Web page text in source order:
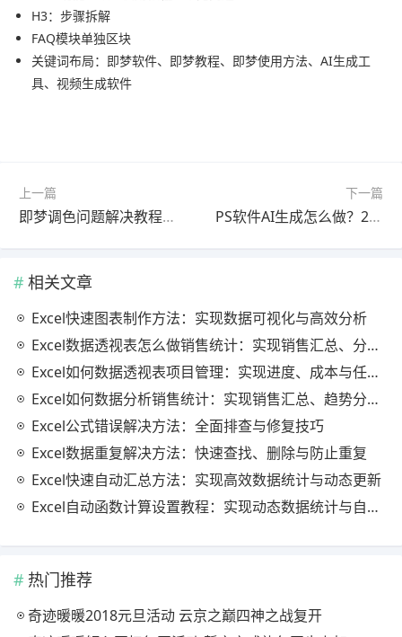
H3：步骤拆解
FAQ模块单独区块
关键词布局：即梦软件、即梦教程、即梦使用方法、AI生成工
具、视频生成软件
上一篇
即梦调色问题解决教程官方最新版新手必看
下一篇
PS软件AI生成怎么做？2026最新版使用教程（避坑指南）
相关文章
Excel快速图表制作方法：实现数据可视化与高效分析
Excel数据透视表怎么做销售统计：实现销售汇总、分析与动态监控
Excel如何数据透视表项目管理：实现进度、成本与任务的高效分析
Excel如何数据分析销售统计：实现销售汇总、趋势分析与业绩优化
Excel公式错误解决方法：全面排查与修复技巧
Excel数据重复解决方法：快速查找、删除与防止重复
Excel快速自动汇总方法：实现高效数据统计与动态更新
Excel自动函数计算设置教程：实现动态数据统计与自动更新
热门推荐
奇迹暖暖2018元旦活动 云京之巅四神之战复开